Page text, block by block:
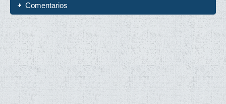
Comentarios